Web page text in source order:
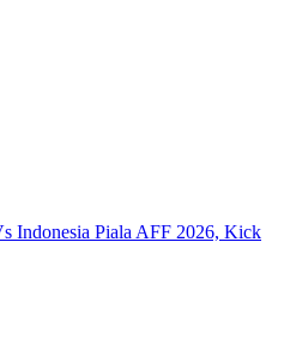
Indonesia Piala AFF 2026, Kick